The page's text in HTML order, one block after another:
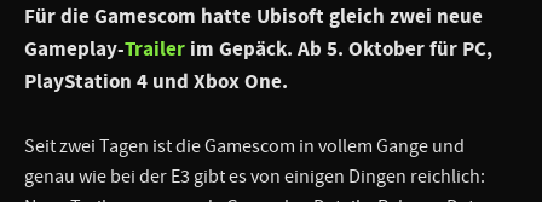
Für die Gamescom hatte Ubisoft gleich zwei neue
Gameplay-Trailer im Gepäck. Ab 5. Oktober für PC,
PlayStation 4 und Xbox One.
Seit zwei Tagen ist die Gamescom in vollem Gange und
genau wie bei der E3 gibt es von einigen Dingen reichlich: